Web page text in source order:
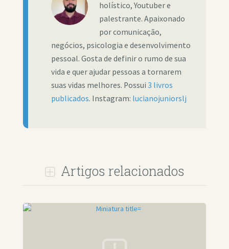
holístico, Youtuber e
palestrante. Apaixonado
por comunicação,
negócios, psicologia e desenvolvimento
pessoal. Gosta de definir o rumo de sua
vida e quer ajudar pessoas a tornarem
suas vidas melhores. Possui 3 livros
publicados. Instagram: lucianojuniorslj
Artigos relacionados